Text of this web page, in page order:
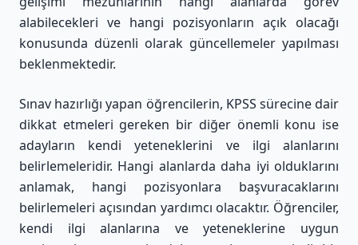
alabilecekleri ve hangi pozisyonların açık olacağı
konusunda düzenli olarak güncellemeler yapılması
beklenmektedir.
Sınav hazırlığı yapan öğrencilerin, KPSS sürecine dair
dikkat etmeleri gereken bir diğer önemli konu ise
adayların kendi yeteneklerini ve ilgi alanlarını
belirlemeleridir. Hangi alanlarda daha iyi olduklarını
anlamak, hangi pozisyonlara başvuracaklarını
belirlemeleri açısından yardımcı olacaktır. Öğrenciler,
kendi ilgi alanlarına ve yeteneklerine uygun